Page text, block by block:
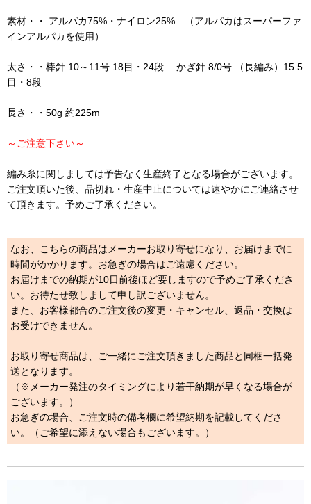
素材・・ アルパカ75%・ナイロン25% （アルパカはスーパーファ
インアルパカを使用）
太さ・・棒針 10～11号 18目・24段 かぎ針 8/0号 （長編み）15.5
目・8段
長さ・・50g 約225m
～ご注意下さい～
編み糸に関しましては予告なく生産終了となる場合がございます。
ご注文頂いた後、品切れ・生産中止については速やかにご連絡させ
て頂きます。予めご了承ください。
なお、こちらの商品はメーカーお取り寄せになり、お届けまでに
時間がかかります。お急ぎの場合はご遠慮ください。
お届けまでの納期が10日前後ほど要しますので予めご了承くださ
い。お待たせ致しまして申し訳ございません。
また、お客様都合のご注文後の変更・キャンセル、返品・交換は
お受けできません。
お取り寄せ商品は、ご一緒にご注文頂きました商品と同梱一括発
送となります。
（※メーカー発注のタイミングにより若干納期が早くなる場合が
ございます。）
お急ぎの場合、ご注文時の備考欄に希望納期を記載してくださ
い。（ご希望に添えない場合もございます。）